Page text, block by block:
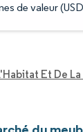
de valeur
Et De